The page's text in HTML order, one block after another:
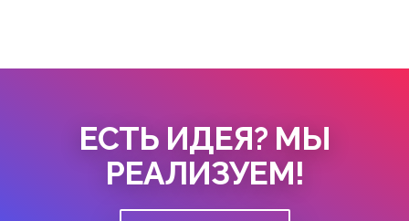
ЕСТЬ ИДЕЯ? МЫ
РЕАЛИЗУЕМ!